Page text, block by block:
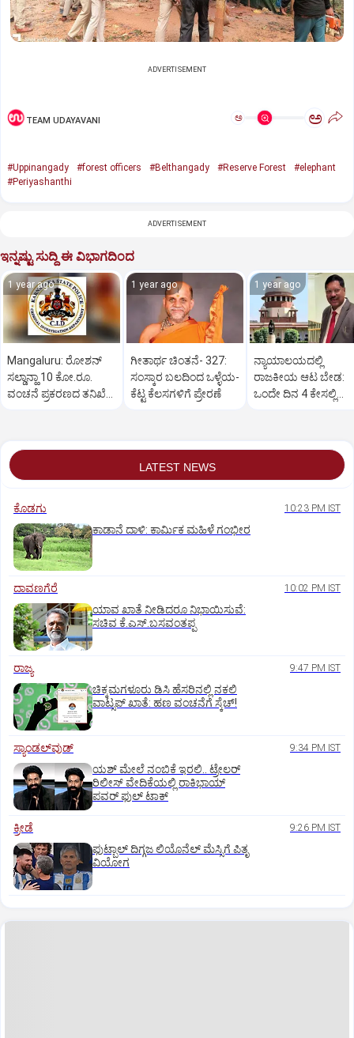
ADVERTISEMENT
TEAM UDAYAVANI ಅ ಅ
#Uppinangady #forest officers #Belthangady #Reserve Forest
#elephant
#Periyashanthi
ADVERTISEMENT
ಇನ್ನಷ್ಟು ಸುದ್ದಿ ಈ ವಿಭಾಗದಿಂದ
1 year ago
Mangaluru: ರೋಶನ್‌
ಸಲ್ಡಾನ್ಹಾ 10 ಕೋ.ರೂ.
ವಂಚನೆ ಪ್ರಕರಣದ ತನಿಖೆ
1 year ago
ಗೀತಾರ್ಥ ಚಿಂತನೆ- 327:
ಸಂಸ್ಕಾರ ಬಲದಿಂದ ಒಳ್ಳೆಯ-
ಕೆಟ್ಟ ಕೆಲಸಗಳಿಗೆ ಪ್ರೇರಣೆ
1 year ago
ನ್ಯಾಯಾಲಯದಲ್ಲಿ
ರಾಜಕೀಯ ಆಟ ಬೇಡ:
ಒಂದೇ ದಿನ 4 ಕೇಸಲ್ಲಿ
LATEST NEWS
ಕೊಡಗು 10:23 PM IST
ಕಾಡಾನೆ ದಾಳಿ: ಕಾರ್ಮಿಕ ಮಹಿಳೆ ಗಂಭೀರ
ದಾವಣಗೆರೆ 10:02 PM IST
ಯಾವ ಖಾತೆ ನೀಡಿದರೂ ನಿಭಾಯಿಸುವೆ:
ಸಚಿವ ಕೆ.ಎಸ್.ಬಸವಂತಪ್ಪ
ರಾಜ್ಯ 9:47 PM IST
ಚಿಕ್ಕಮಗಳೂರು ಡಿಸಿ ಹೆಸರಿನಲ್ಲಿ ನಕಲಿ
ವಾಟ್ಸಪ್ ಖಾತೆ: ಹಣ ವಂಚನೆಗೆ ಸ್ಕೆಚ್!
ಸ್ಯಾಂಡಲ್‌ವುಡ್‌ 9:34 PM IST
ಯಶ್‌ ಮೇಲೆ ನಂಬಿಕೆ ಇರಲಿ.. ಟ್ರೇಲರ್‌
ರಿಲೀಸ್‌ ವೇದಿಕೆಯಲ್ಲಿ ರಾಕಿಭಾಯ್‌
ಪವರ್‌ ಫುಲ್‌ ಟಾಕ್
ಕ್ರೀಡೆ 9:26 PM IST
ಫುಟ್ಬಾಲ್ ದಿಗ್ಗಜ ಲಿಯೊನೆಲ್‌ ಮೆಸ್ಸಿಗೆ ಪಿತೃ
ವಿಯೋಗ